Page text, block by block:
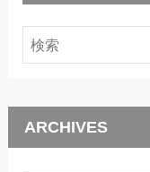
ARCHIVES